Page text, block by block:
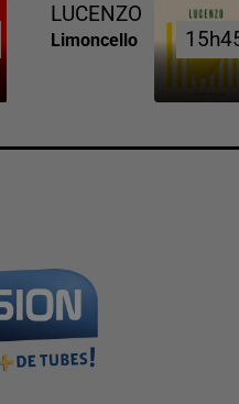
LUCENZO
Limoncello